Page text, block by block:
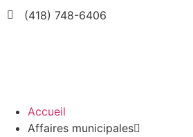
(418) 748-6406
Accueil
Affaires municipales